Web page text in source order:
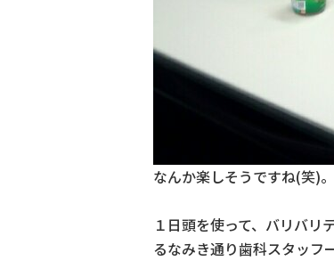
なんか楽しそうですね(笑)。
１日頭を使って、バリバリ
るなみき通り歯科スタッフ